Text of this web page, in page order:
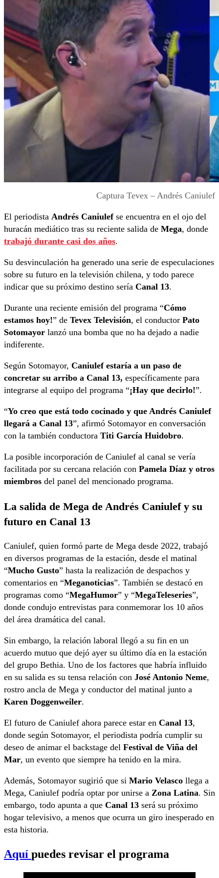
Captura Tevex – Andrés Caniulef
El periodista Andrés Caniulefse encuentra en el ojo del
huracán mediático tras su reciente salida de Mega, donde
trabajó durante casi dos años.
Su desvinculación ha generado una serie de especulaciones
sobre su futuro en la televisión chilena, y todo parece
indicar que su próximo destino sería Canal 13.
Durante una reciente emisión del programa “Cómo
estamos hoy!” de Tevex Televisión, el conductor Pato
Sotomayor lanzó una bomba que no ha dejado a nadie
indiferente.
Según Sotomayor, Caniulef estaría a un paso de
concretar su arribo a Canal 13, específicamente para
integrarse al equipo del programa “¡Hay que decirlo!”.
“Yo creo que está todo cocinado y que Andrés Caniulef
llegará a Canal 13”, afirmó Sotomayor en conversación
con la también conductora Titi García Huidobro.
La posible incorporación de Caniulef al canal se vería
facilitada por su cercana relación con Pamela Díaz y otros
miembros del panel del mencionado programa.
La salida de Mega de Andrés Caniulef y su
futuro en Canal 13
Caniulef, quien formó parte de Mega desde 2022, trabajó
en diversos programas de la estación, desde el matinal
“Mucho Gusto” hasta la realización de despachos y
comentarios en “Meganoticias”. También se destacó en
programas como “MegaHumor” y “MegaTeleseries”,
donde condujo entrevistas para conmemorar los 10 años
del área dramática del canal.
Sin embargo, la relación laboral llegó a su fin en un
acuerdo mutuo que dejó ayer su último día en la estación
del grupo Bethia. Uno de los factores que habría influido
en su salida es su tensa relación con José Antonio Neme,
rostro ancla de Mega y conductor del matinal junto a
Karen Doggenweiler.
El futuro de Caniulef ahora parece estar en Canal 13,
donde según Sotomayor, el periodista podría cumplir su
deseo de animar el backstage del Festival de Viña del
Mar, un evento que siempre ha tenido en la mira.
Además, Sotomayor sugirió que si Mario Velasco llega a
Mega, Caniulef podría optar por unirse a Zona Latina. Sin
embargo, todo apunta a que Canal 13 será su próximo
hogar televisivo, a menos que ocurra un giro inesperado en
esta historia.
Aquí puedes revisar el programa